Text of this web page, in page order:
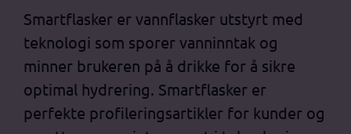
Smartflasker er vannflasker utstyrt med
teknologi som sporer vanninntak og
minner brukeren på å drikke for å sikre
optimal hydrering. Smartflasker er
perfekte profileringsartikler for kunder og